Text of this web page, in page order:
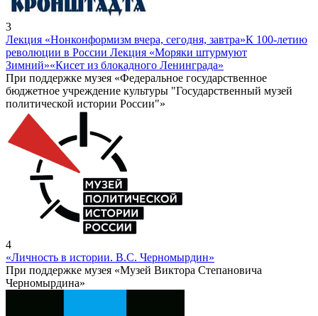
3
Лекция «Нонконформизм вчера, сегодня, завтра»К 100-летию
революции в России Лекция «Моряки штурмуют
Зимний»«Кисет из блокадного Ленинграда»
При поддержке музея «Федеральное государственное
бюджетное учреждение культуры "Государственный музей
политической истории России"»
4
«Личность в истории. В.С. Черномырдин»
При поддержке музея «Музей Виктора Степановича
Черномырдина»